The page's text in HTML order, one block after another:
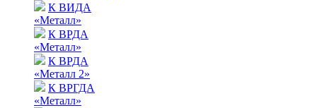
К ВИДА
«Металл»
К ВРДА
«Металл»
К ВРДА
«Металл 2»
К ВРГДА
«Металл»